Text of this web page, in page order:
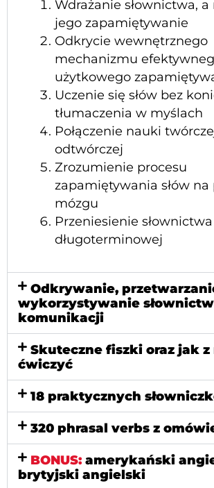
Wdrażanie słownictwa,
jego zapamiętywanie
Odkrycie wewnętrznego
mechanizmu
użytkowego
Uczenie się słów bez
tłumaczenia w myślach
Połączenie nauki
odtwórczej
Zrozumienie procesu
zapamiętywania słów na
mózgu
Przeniesienie
długoterminowej
Odkrywanie,
wykorzystywanie
komunikacji
Skuteczne fiszki oraz jak z
ćwiczyć
18 praktycznych
320 phrasal verbs z
BONUS:amerykański
brytyjski angielski